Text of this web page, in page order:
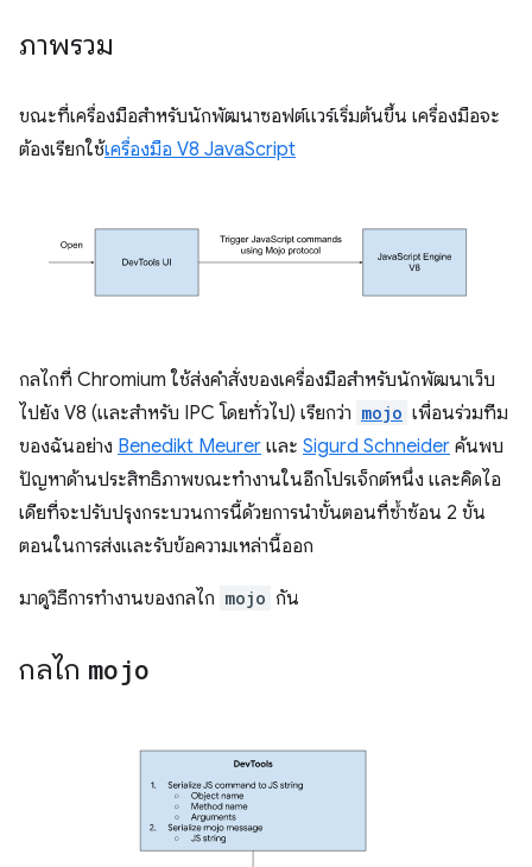
ภาพรวม
ขณะที่เครื่องมือสำหรับนักพัฒนาซอฟต์แวร์เริ่มต้นขึ้น เครื่องมือจะ
ต้องเรียกใช้เครื่องมือ V8 JavaScript
กลไกที่ Chromium ใช้ส่งคําสั่งของเครื่องมือสําหรับนักพัฒนาเว็บ
ไปยัง V8 (และสำหรับ IPC โดยทั่วไป) เรียกว่า mojo เพื่อนร่วมทีม
ของฉันอย่าง Benedikt Meurer และ Sigurd Schneider ค้นพบ
ปัญหาด้านประสิทธิภาพขณะทำงานในอีกโปรเจ็กต์หนึ่ง และคิดไอ
เดียที่จะปรับปรุงกระบวนการนี้ด้วยการนําขั้นตอนที่ซ้ำซ้อน 2 ขั้น
ตอนในการส่งและรับข้อความเหล่านี้ออก
มาดูวิธีการทำงานของกลไก mojo กัน
กลไก mojo